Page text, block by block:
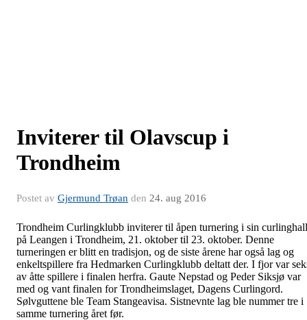
Inviterer til Olavscup i
Trondheim
Postet av Gjermund Trøan den 24. aug 2016
Trondheim Curlingklubb inviterer til åpen turnering i sin curlinghall
på Leangen i Trondheim, 21. oktober til 23. oktober. Denne
turneringen er blitt en tradisjon, og de siste årene har også lag og
enkeltspillere fra Hedmarken Curlingklubb deltatt der. I fjor var
av åtte spillere i finalen herfra. Gaute Nepstad og Peder Siksjø var
med og vant finalen for Trondheimslaget, Dagens Curlingord.
Sølvguttene ble Team Stangeavisa. Sistnevnte lag ble nummer tre i
samme turnering året før.